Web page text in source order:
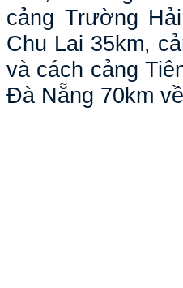
cảng Trường
Chu Lai 35km,
và cách cảng
Đà Nẵng 70km